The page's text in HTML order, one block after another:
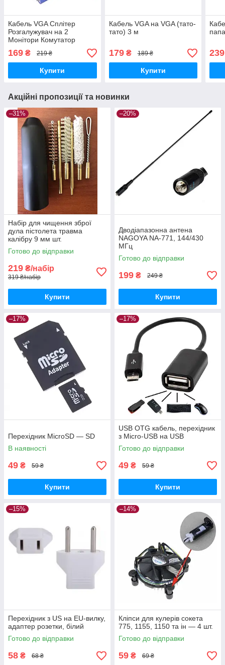
Кабель VGA Сплітер
Розгалужувач на 2
Монітори Комутатор
Кабель Перехідник
169 ₴ 219 ₴
Купити
Кабель VGA на VGA (тато-
тато) 3 м
179₴ 189 ₴
Купити
239
Акційні пропозиції та новинки
–31%
Набір для чищення зброї
дула пістолета травма
калібру 9 мм шт.
Готово до відправки
219 ₴/набір
319 ₴/набір
Купити
–20%
Дводіапазонна антена
NAGOYA NA-771, 144/430
МГц
Готово до відправки
199 ₴ 249 ₴
Купити
–17%
Перехідник MicroSD — SD
В наявності
49 ₴ 59 ₴
Купити
–17%
USB OTG кабель, перехідник
з Micro-USB на USB
Готово до відправки
49 ₴ 59 ₴
Купити
–15%
Перехідник з US на EU-вилку,
адаптер розетки, білий
Готово до відправки
58 ₴ 68 ₴
–14%
Кліпси для кулерів сокета
775, 1155, 1150 та ін — 4 шт.
Готово до відправки
59 ₴ 69 ₴